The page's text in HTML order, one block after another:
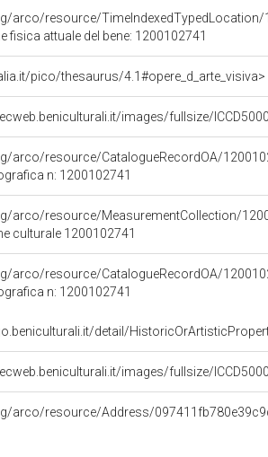
arco/resource/TimeIndexedTypedLocation/
fisica attuale del bene: 1200102741
pico/thesaurus/4.1#opere_d_arte_visiva>
images/fullsize/
arco/resource/CatalogueRecordOA/
n: 1200102741
arco/resource/MeasurementCollection/
culturale 1200102741
arco/resource/CatalogueRecordOA/
n: 1200102741
detail/
images/fullsize/
arco/resource/Address/